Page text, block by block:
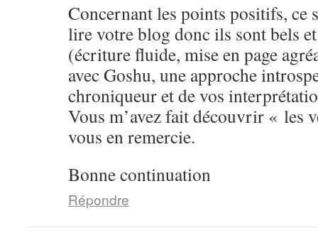
Concernant les points positifs, ce
lire votre blog donc ils sont bels
(écriture fluide, mise en page
avec Goshu, une approche
chroniqueur et de vos
Vous m’avez fait découvrir « les
vous en remercie.
Bonne continuation
Répondre